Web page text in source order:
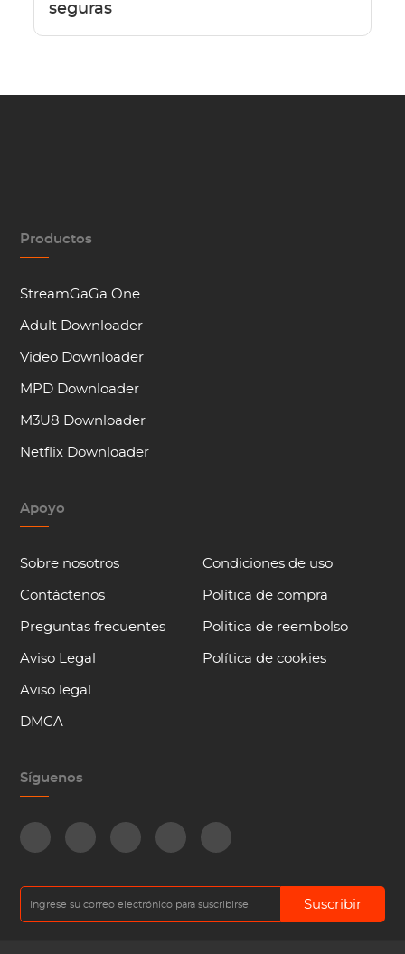
seguras
Productos
StreamGaGa One
Adult Downloader
Video Downloader
MPD Downloader
M3U8 Downloader
Netflix Downloader
Apoyo
Sobre nosotros
Contáctenos
Preguntas frecuentes
Aviso Legal
Aviso legal
DMCA
Condiciones de uso
Política de compra
Politica de reembolso
Política de cookies
Síguenos
Suscribir